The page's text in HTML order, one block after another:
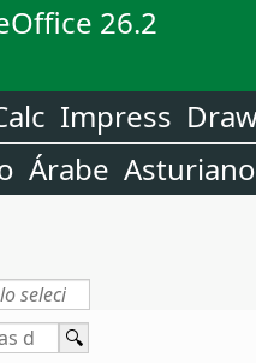
26.2
Impress
Árabe Asturiano